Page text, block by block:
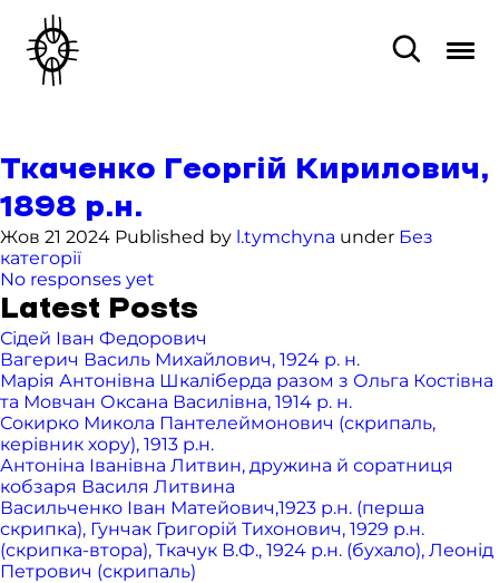
Ткаченко Георгій Кирилович,
1898 р.н.
Жов 21 2024 Published by l.tymchyna under Без
категорії
No responses yet
Latest Posts
Сідей Іван Федорович
Вагерич Василь Михайлович, 1924 р. н.
Марія Антонівна Шкаліберда разом з Ольга Костівна
та Мовчан Оксана Василівна, 1914 р. н.
Сокирко Микола Пантелеймонович (скрипаль,
керівник хору), 1913 р.н.
Антоніна Іванівна Литвин, дружина й соратниця
кобзаря Василя Литвина
Васильченко Іван Матейович,1923 р.н. (перша
скрипка), Гунчак Григорій Тихонович, 1929 р.н.
(скрипка-втора), Ткачук В.Ф., 1924 р.н. (бухало), Леонід
Петрович (скрипаль)